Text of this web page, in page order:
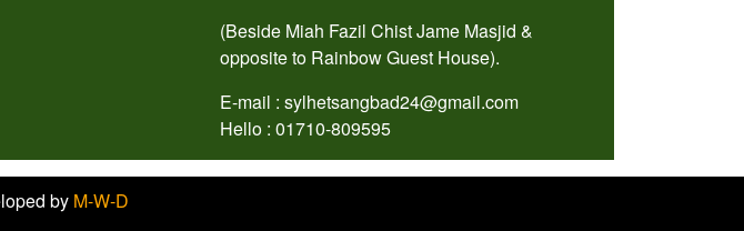
(Beside Miah Fazil Chist Jame Masjid &
opposite to Rainbow Guest House).
E-mail : sylhetsangbad24@gmail.com
Hello : 01710-809595
by M-W-D